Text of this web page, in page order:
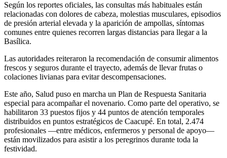
Según los reportes oficiales, las consultas más habituales están
relacionadas con dolores de cabeza, molestias musculares, episodios
de presión arterial elevada y la aparición de ampollas, síntomas
comunes entre quienes recorren largas distancias para llegar a la
Basílica.
Las autoridades reiteraron la recomendación de consumir alimentos
frescos y seguros durante el trayecto, además de llevar frutas o
colaciones livianas para evitar descompensaciones.
Este año, Salud puso en marcha un Plan de Respuesta Sanitaria
especial para acompañar el novenario. Como parte del operativo, se
habilitaron 33 puestos fijos y 44 puntos de atención temporales
distribuidos en puntos estratégicos de Caacupé. En total, 2.474
profesionales —entre médicos, enfermeros y personal de apoyo—
están movilizados para asistir a los peregrinos durante toda la
festividad.